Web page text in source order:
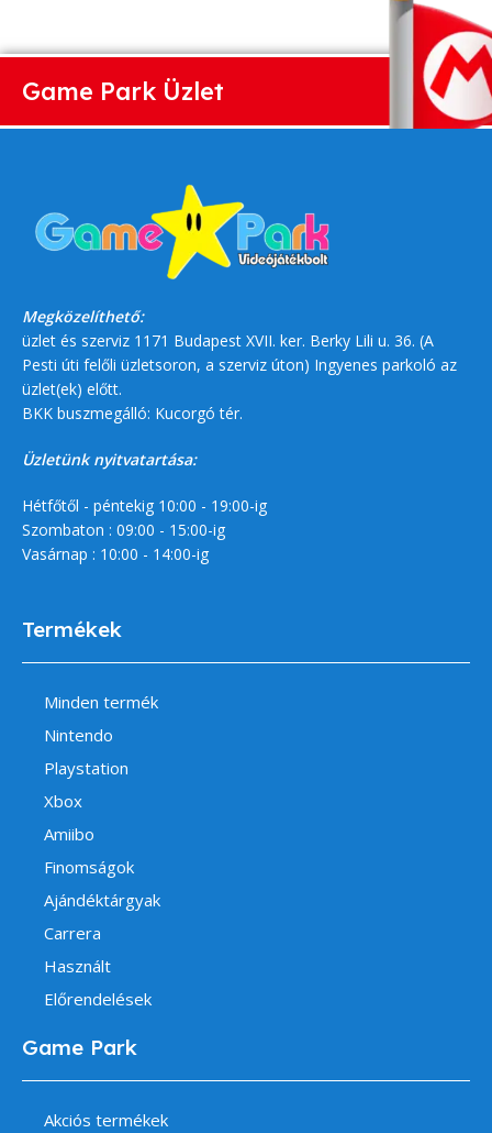
Game Park Üzlet
Megközelíthető:
üzlet és szerviz 1171 Budapest XVII. ker. Berky Lili u. 36. (A
Pesti úti felőli üzletsoron, a szerviz úton) Ingyenes parkoló az
üzlet(ek) előtt.
BKK buszmegálló: Kucorgó tér.
Üzletünk nyitvatartása:
Hétfőtől - péntekig 10:00 - 19:00-ig
Szombaton : 09:00 - 15:00-ig
Vasárnap : 10:00 - 14:00-ig
Termékek
Minden termék
Nintendo
Playstation
Xbox
Amiibo
Finomságok
Ajándéktárgyak
Carrera
Használt
Előrendelések
Game Park
Akciós termékek